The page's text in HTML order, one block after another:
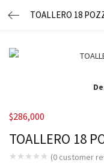
TOALLERO 18
Enter your username and
Remember me
TOALLERO 18
(0 customer
$286,000